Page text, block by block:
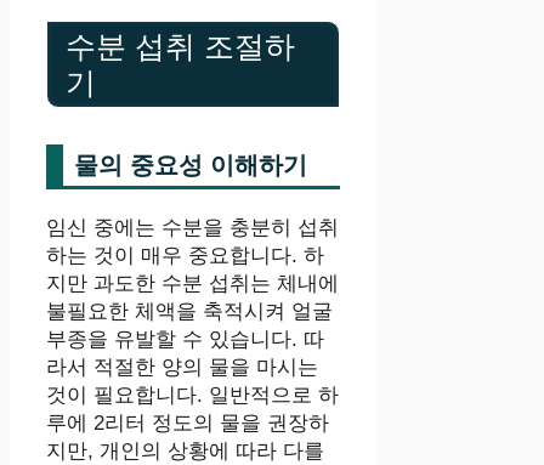
수분 섭취 조절하
기
물의 중요성 이해하기
임신 중에는 수분을 충분히 섭취
하는 것이 매우 중요합니다. 하
지만 과도한 수분 섭취는 체내에
불필요한 체액을 축적시켜 얼굴
부종을 유발할 수 있습니다. 따
라서 적절한 양의 물을 마시는
것이 필요합니다. 일반적으로 하
루에 2리터 정도의 물을 권장하
지만, 개인의 상황에 따라 다를